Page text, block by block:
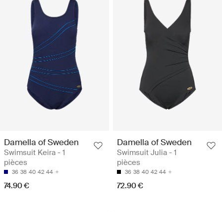
Damella of Sweden
Swimsuit Keira - 1
pièces
36 38 40 42 44
74.90 €
Damella of Sweden
Swimsuit Julia - 1
pièces
36 38 40 42 44
72.90 €